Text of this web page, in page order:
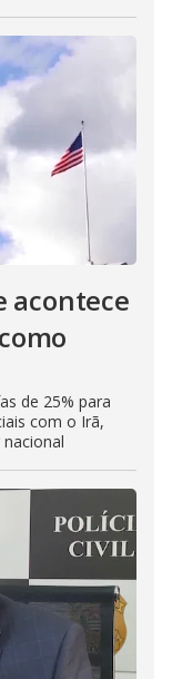
acontece
de 25% para
com o Irã,